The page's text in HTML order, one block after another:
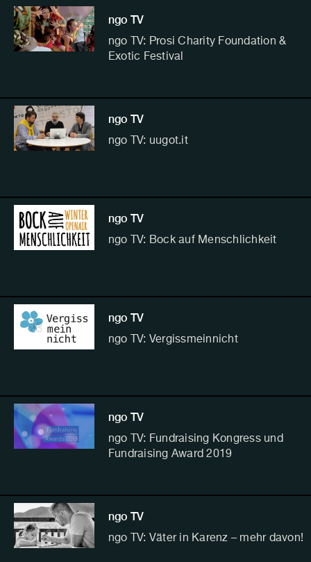
ngo TV
ngo TV: Prosi Charity Foundation &
Exotic Festival
ngo TV
ngo TV: uugot.it
ngo TV
ngo TV: Bock auf Menschlichkeit
ngo TV
ngo TV: Vergissmeinnicht
ngo TV
ngo TV: Fundraising Kongress und
Fundraising Award 2019
ngo TV
ngo TV: Väter in Karenz – mehr davon!